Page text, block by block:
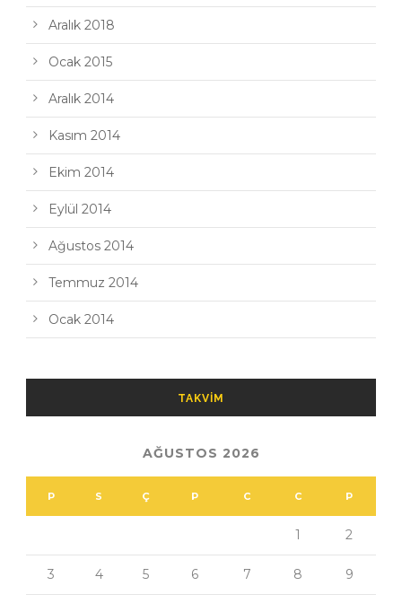
Aralık 2018
Ocak 2015
Aralık 2014
Kasım 2014
Ekim 2014
Eylül 2014
Ağustos 2014
Temmuz 2014
Ocak 2014
TAKVIM
AĞUSTOS 2026
P S Ç P C C P
1 2
3 4 5 6 7 8 9